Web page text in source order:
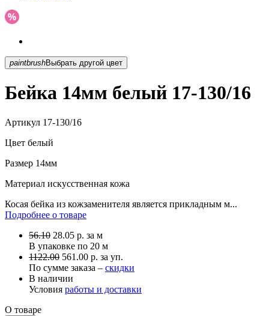
paintbrush Выбрать другой цвет
Бейка 14мм белый 17-130/16
Артикул 17-130/16
Цвет белый
Размер 14мм
Материал искусственная кожа
Косая бейка из кожзаменителя является прикладным м...
Подробнее о товаре
56.10 28.05 р. за м
В упаковке по 20 м
1122.00 561.00 р. за уп.
По сумме заказа – скидки
В наличии
Условия работы и доставки
О товаре